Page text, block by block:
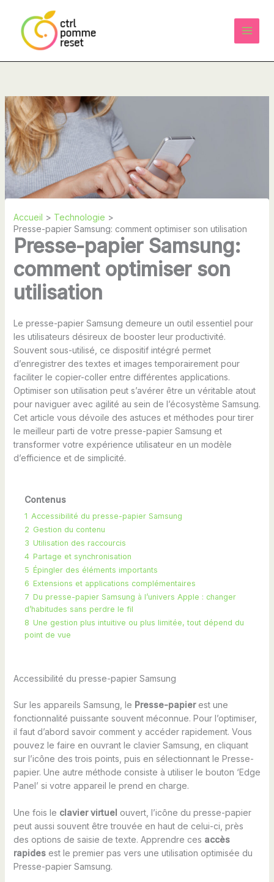
contenu
Accueil
Technologie
Presse-papier Samsung: comment optimiser son utilisation
Presse-papier Samsung:
comment optimiser son
utilisation
Le presse-papier Samsung demeure un outil essentiel pour
les utilisateurs désireux de booster leur productivité.
Souvent sous-utilisé, ce dispositif intégré permet
d’enregistrer des textes et images temporairement pour
faciliter le copier-coller entre différentes applications.
Optimiser son utilisation peut s’avérer être un véritable atout
pour naviguer avec agilité au sein de l’écosystème Samsung.
Cet article vous dévoile des astuces et méthodes pour tirer
le meilleur parti de votre presse-papier Samsung et
transformer votre expérience utilisateur en un modèle
d’efficience et de simplicité.
Contenus
1 Accessibilité du presse-papier Samsung
2 Gestion du contenu
3 Utilisation des raccourcis
4 Partage et synchronisation
5 Épingler des éléments importants
6 Extensions et applications complémentaires
7 Du presse-papier Samsung à l’univers Apple : changer
d’habitudes sans perdre le fil
8 Une gestion plus intuitive ou plus limitée, tout dépend du
point de vue
Accessibilité du presse-papier Samsung
Sur les appareils Samsung, le Presse-papierest une
fonctionnalité puissante souvent méconnue. Pour l’optimiser,
il faut d’abord savoir comment y accéder rapidement. Vous
pouvez le faire en ouvrant le clavier Samsung, en cliquant
sur l’icône des trois points, puis en sélectionnant le Presse-
papier. Une autre méthode consiste à utiliser le bouton ‘Edge
Panel’ si votre appareil le prend en charge.
Une fois le clavier virtuel ouvert, l’icône du presse-papier
peut aussi souvent être trouvée en haut de celui-ci, près
des options de saisie de texte. Apprendre ces accès
rapidesest le premier pas vers une utilisation optimisée du
Presse-papier Samsung.